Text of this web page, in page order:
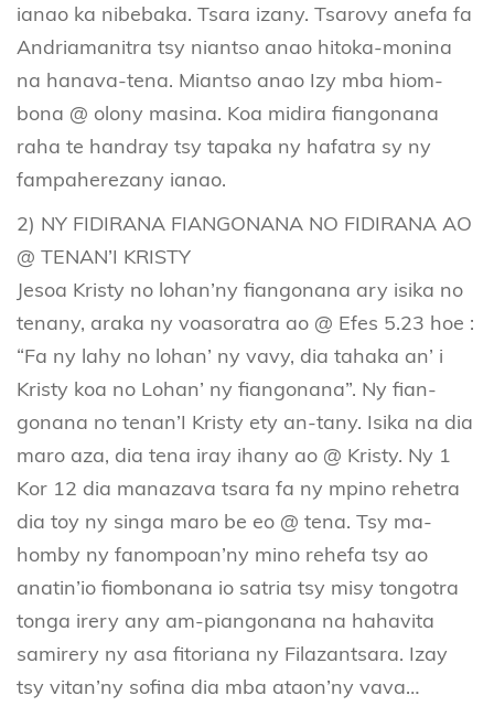
ianao ka nibebaka. Tsara izany. Tsarovy anefa fa
Andriamanitra tsy niantso anao hitoka-monina
na hanava-tena. Miantso anao Izy mba hiom-
bona @ olony masina. Koa midira fiangonana
raha te handray tsy tapaka ny hafatra sy ny
fampaherezany ianao.
2) NY FIDIRANA FIANGONANA NO FIDIRANA AO
@ TENAN’I KRISTY
Jesoa Kristy no lohan’ny fiangonana ary isika no
tenany, araka ny voasoratra ao @ Efes 5.23 hoe :
“Fa ny lahy no lohan’ ny vavy, dia tahaka an’ i
Kristy koa no Lohan’ ny fiangonana”. Ny fian-
gonana no tenan’I Kristy ety an-tany. Isika na dia
maro aza, dia tena iray ihany ao @ Kristy. Ny 1
Kor 12 dia manazava tsara fa ny mpino rehetra
dia toy ny singa maro be eo @ tena. Tsy ma-
homby ny fanompoan’ny mino rehefa tsy ao
anatin’io fiombonana io satria tsy misy tongotra
tonga irery any am-piangonana na hahavita
samirery ny asa fitoriana ny Filazantsara. Izay
tsy vitan’ny sofina dia mba ataon’ny vava…